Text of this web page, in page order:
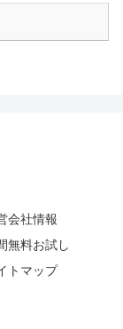
会社情報
無料お試し
トマップ